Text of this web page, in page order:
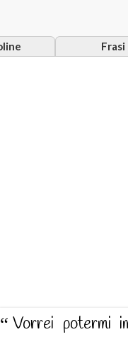
Frasi
Vorrei potermi